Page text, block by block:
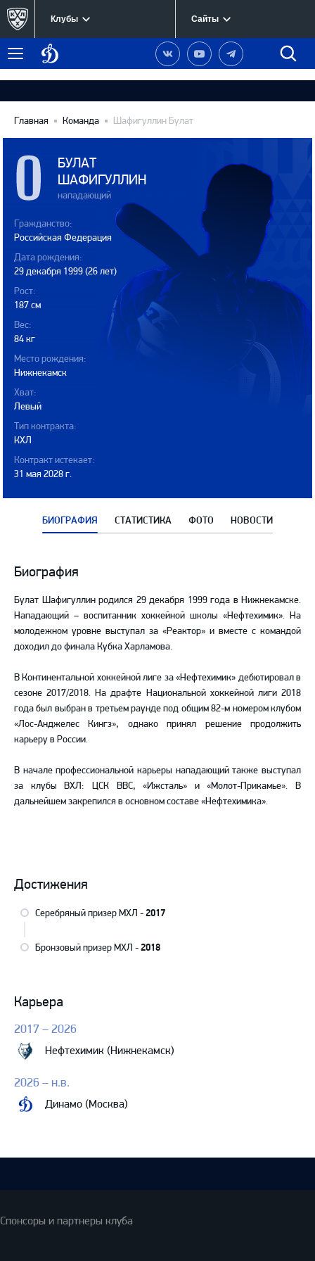
Клубы Сайты
Меню
Динамо
Москва
Наша
группа
Вконтакте
Наш
канал
YouTube
Наш
канал
Telegram
Главная Команда Шафигуллин Булат
БУЛАТ
ШАФИГУЛЛИН
нападающий
Гражданство:
Российская Федерация
Дата рождения:
29 декабря 1999 (26 лет)
Рост:
187 см
Вес:
84 кг
Место рождения:
Нижнекамск
Хват:
Левый
Тип контракта:
КХЛ
Контракт истекает:
31 мая 2028 г.
БИОГРАФИЯ СТАТИСТИКА ФОТО НОВОСТИ
Биография
Биография
Булат Шафигуллин родился 29 декабря 1999 года в Нижнекамске.
Нападающий – воспитанник хоккейной школы «Нефтехимик». На
молодежном уровне выступал за «Реактор» и вместе с командой
доходил до финала Кубка Харламова.
В Континентальной хоккейной лиге за «Нефтехимик» дебютировал в
сезоне 2017/2018. На драфте Национальной хоккейной лиги 2018
года был выбран в третьем раунде под общим 82-м номером клубом
«Лос-Анджелес Кингз», однако принял решение продолжить
карьеру в России.
В начале профессиональной карьеры нападающий также выступал
за клубы ВХЛ: ЦСК ВВС, «Ижсталь» и «Молот-Прикамье». В
дальнейшем закрепился в основном составе «Нефтехимика».
Достижения
Серебряный призер МХЛ -2017
Бронзовый призер МХЛ -2018
Карьера
2017 – 2026
Нефтехимик (Нижнекамск)
2026 – н.в.
Динамо (Москва)
Спонсоры и партнеры клуба